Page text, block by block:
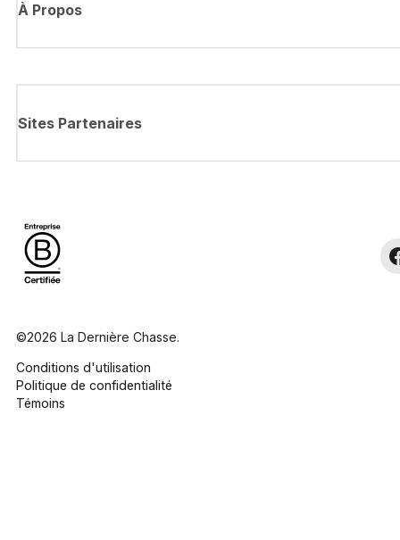
À Propos
Sites Partenaires
©2026 La Dernière Chasse.
Conditions d'utilisation
Politique de confidentialité
Témoins